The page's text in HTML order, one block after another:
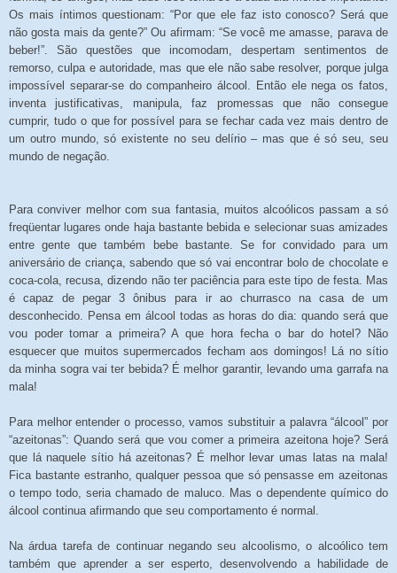
Os mais íntimos questionam: “Por que ele faz isto conosco? Será que
não gosta mais da gente?” Ou afirmam: “Se você me amasse, parava de
beber!”. São questões que incomodam, despertam sentimentos de
remorso, culpa e autoridade, mas que ele não sabe resolver, porque julga
impossível separar-se do companheiro álcool. Então ele nega os fatos,
inventa justificativas, manipula, faz promessas que não consegue
cumprir, tudo o que for possível para se fechar cada vez mais dentro de
um outro mundo, só existente no seu delírio – mas que é só seu, seu
mundo de negação.
Para conviver melhor com sua fantasia, muitos alcoólicos passam a só
freqüentar lugares onde haja bastante bebida e selecionar suas amizades
entre gente que também bebe bastante. Se for convidado para um
aniversário de criança, sabendo que só vai encontrar bolo de chocolate e
coca-cola, recusa, dizendo não ter paciência para este tipo de festa. Mas
é capaz de pegar 3 ônibus para ir ao churrasco na casa de um
desconhecido. Pensa em álcool todas as horas do dia: quando será que
vou poder tomar a primeira? A que hora fecha o bar do hotel? Não
esquecer que muitos supermercados fecham aos domingos! Lá no sítio
da minha sogra vai ter bebida? É melhor garantir, levando uma garrafa na
mala!
Para melhor entender o processo, vamos substituir a palavra “álcool” por
“azeitonas”: Quando será que vou comer a primeira azeitona hoje? Será
que lá naquele sítio há azeitonas? É melhor levar umas latas na mala!
Fica bastante estranho, qualquer pessoa que só pensasse em azeitonas
o tempo todo, seria chamado de maluco. Mas o dependente químico do
álcool continua afirmando que seu comportamento é normal.
Na árdua tarefa de continuar negando seu alcoolismo, o alcoólico tem
também que aprender a ser esperto, desenvolvendo a habilidade de